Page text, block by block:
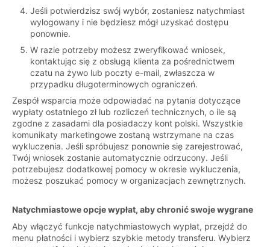
Jeśli potwierdzisz swój wybór, zostaniesz natychmiast
wylogowany i nie będziesz mógł uzyskać dostępu
ponownie.
W razie potrzeby możesz zweryfikować wniosek,
kontaktując się z obsługą klienta za pośrednictwem
czatu na żywo lub poczty e-mail, zwłaszcza w
przypadku długoterminowych ograniczeń.
Zespół wsparcia może odpowiadać na pytania dotyczące
wypłaty ostatniego zł lub rozliczeń technicznych, o ile są
zgodne z zasadami dla posiadaczy kont polski. Wszystkie
komunikaty marketingowe zostaną wstrzymane na czas
wykluczenia. Jeśli spróbujesz ponownie się zarejestrować,
Twój wniosek zostanie automatycznie odrzucony. Jeśli
potrzebujesz dodatkowej pomocy w okresie wykluczenia,
możesz poszukać pomocy w organizacjach zewnętrznych.
Natychmiastowe opcje wypłat, aby chronić swoje wygrane
Aby włączyć funkcje natychmiastowych wypłat, przejdź do
menu płatności i wybierz szybkie metody transferu. Wybierz